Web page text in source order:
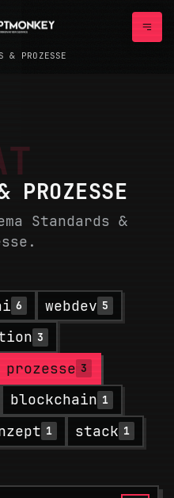
& PROZESSE
PROZESSE
Standards &
6 webdev 5
3
3
blockchain 1
1 stack 1